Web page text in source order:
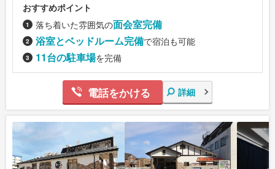
おすすめポイント
落ち着いた雰囲気の面会室完備
浴室とベッドルーム完備で宿泊も可能
11台の駐車場を完備
電話をかける 詳細